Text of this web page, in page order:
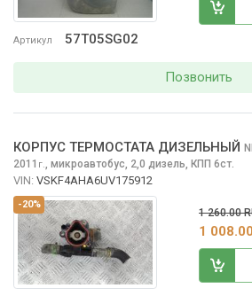
Артикул 57T05SG02
Позвонить
-20%
КОРПУС ТЕРМОСТАТА ДИЗЕЛЬНЫЙ
2011 г., микроавтобус, 2,0 дизель, КПП 6ст.
VIN: VSKF4AHA6UV175912
1 260.00
1